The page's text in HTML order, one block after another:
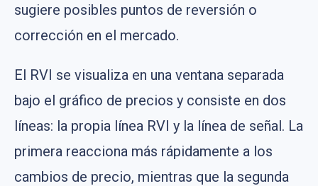
sugiere posibles puntos de reversión o
corrección en el mercado.
El RVI se visualiza en una ventana separada
bajo el gráfico de precios y consiste en dos
líneas: la propia línea RVI y la línea de señal. La
primera reacciona más rápidamente a los
cambios de precio, mientras que la segunda